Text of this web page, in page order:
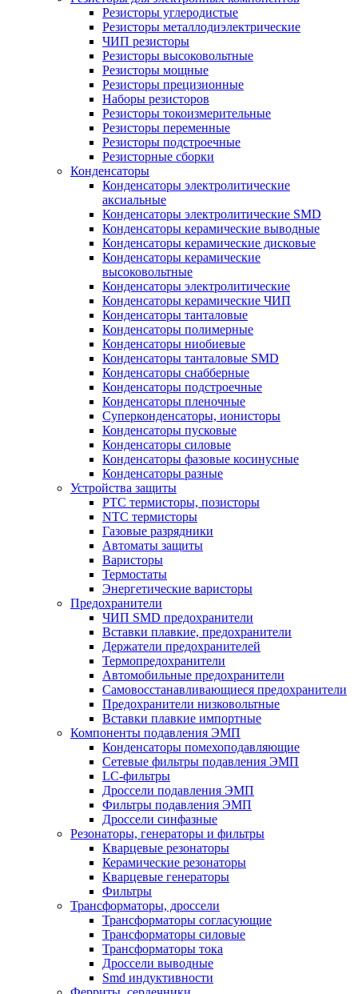
Резисторы углеродистые
Резисторы металлодиэлектрические
ЧИП резисторы
Резисторы высоковольтные
Резисторы мощные
Резисторы прецизионные
Наборы резисторов
Резисторы токоизмерительные
Резисторы переменные
Резисторы подстроечные
Резисторные сборки
Конденсаторы
Конденсаторы электролитические
аксиальные
Конденсаторы электролитические SMD
Конденсаторы керамические выводные
Конденсаторы керамические дисковые
Конденсаторы керамические
высоковольтные
Конденсаторы электролитические
Конденсаторы керамические ЧИП
Конденсаторы танталовые
Конденсаторы полимерные
Конденсаторы ниобиевые
Конденсаторы танталовые SMD
Конденсаторы снабберные
Конденсаторы подстроечные
Конденсаторы пленочные
Суперконденсаторы, ионисторы
Конденсаторы пусковые
Конденсаторы силовые
Конденсаторы фазовые косинусные
Конденсаторы разные
Устройства защиты
PTC термисторы, позисторы
NTC термисторы
Газовые разрядники
Автоматы защиты
Варисторы
Термостаты
Энергетические варисторы
Предохранители
ЧИП SMD предохранители
Вставки плавкие, предохранители
Держатели предохранителей
Термопредохранители
Автомобильные предохранители
Самовосстанавливающиеся предохранители
Предохранители низковольтные
Вставки плавкие импортные
Компоненты подавления ЭМП
Конденсаторы помехоподавляющие
Сетевые фильтры подавления ЭМП
LC-фильтры
Дроссели подавления ЭМП
Фильтры подавления ЭМП
Дроссели синфазные
Резонаторы, генераторы и фильтры
Кварцевые резонаторы
Керамические резонаторы
Кварцевые генераторы
Фильтры
Трансформаторы, дроссели
Трансформаторы согласующие
Трансформаторы силовые
Трансформаторы тока
Дроссели выводные
Smd индуктивности